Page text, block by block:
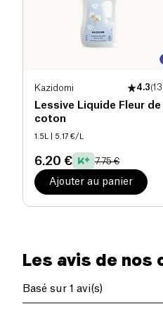
Kazidomi 4.3(13
Lessive Liquide Fleur de
coton
1.5L | 5.17 €/L
6.20 € 7.75 €
Ajouter au panier
sélectionnés, ce produit est
dermatologiquement
et
septiques. Son emballage
avec du plastique recyclé,
Non recommandé pour la
tissus délicats.
Les avis de nos
Basé sur 1 avi(s)